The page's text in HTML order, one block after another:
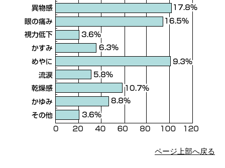
ページ上部へ戻る